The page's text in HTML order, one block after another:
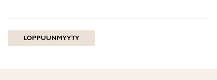
LOPPUUNMYYTY